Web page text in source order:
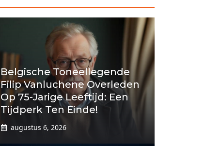
Belgische Toneellegende
Filip Vanluchene Overleden
Op 75-Jarige Leeftijd: Een
Tijdperk Ten Einde!
augustus 6, 2026